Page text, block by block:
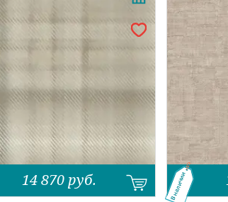
14 870 руб. В наличии